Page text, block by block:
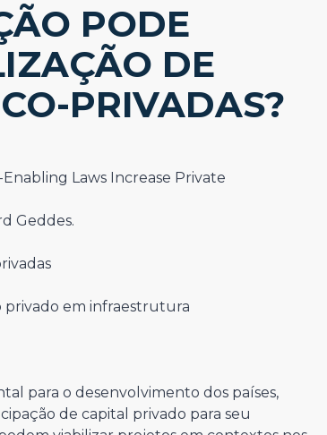
PODE
DE
PRIVADAS?
Laws Increase Private
Geddes.
privado em infraestrutura
para o desenvolvimento dos países,
de capital privado para seu